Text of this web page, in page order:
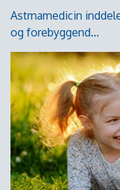
Astmamedicin
og forebyggend...